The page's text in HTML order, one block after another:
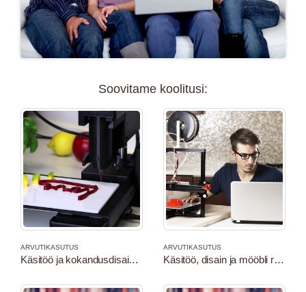
Soovitame koolitusi:
ARVUTIKASUTUS
Käsitöö ja kokandusdisain 3D toiduprinteriga
ARVUTIKASUTUS
Käsitöö, disain ja mööbli restaureerimine 3D-printeriga